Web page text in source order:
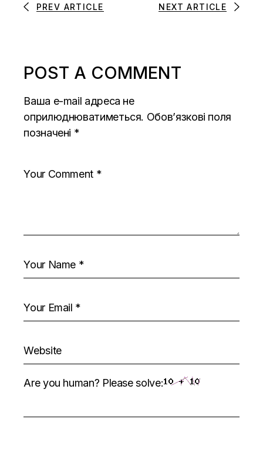
PREV ARTICLE NEXT ARTICLE
POST A COMMENT
Ваша e-mail адреса не
оприлюднюватиметься. Обов’язкові поля
позначені *
Are you human? Please solve: